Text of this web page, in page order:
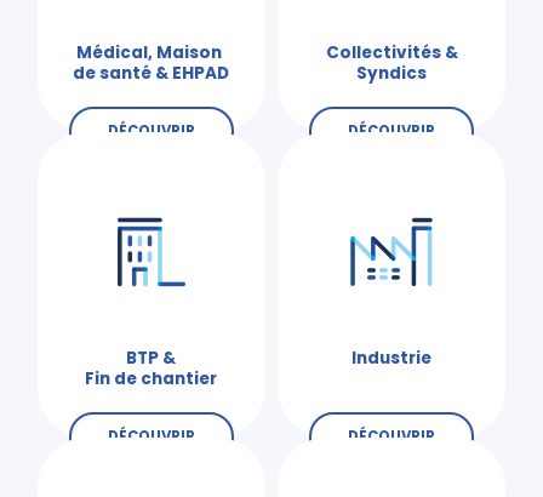
Médical, Maison
de santé & EHPAD
DÉCOUVRIR
Collectivités &
Syndics
DÉCOUVRIR
BTP &
Fin de chantier
DÉCOUVRIR
Industrie
DÉCOUVRIR